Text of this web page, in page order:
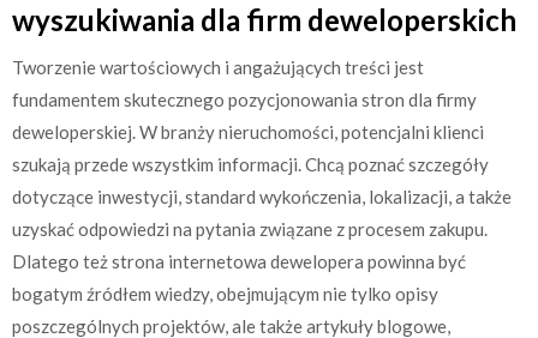
wyszukiwania dla firm deweloperskich
Tworzenie wartościowych i angażujących treści jest
fundamentem skutecznego pozycjonowania stron dla firmy
deweloperskiej. W branży nieruchomości, potencjalni klienci
szukają przede wszystkim informacji. Chcą poznać szczegóły
dotyczące inwestycji, standard wykończenia, lokalizacji, a także
uzyskać odpowiedzi na pytania związane z procesem zakupu.
Dlatego też strona internetowa dewelopera powinna być
bogatym źródłem wiedzy, obejmującym nie tylko opisy
poszczególnych projektów, ale także artykuły blogowe,